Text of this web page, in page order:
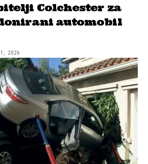
Colchester za
automobil
2026